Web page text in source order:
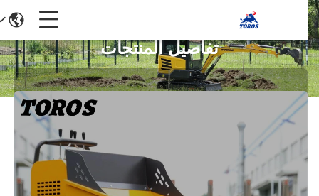
تفاصيل المنتجات